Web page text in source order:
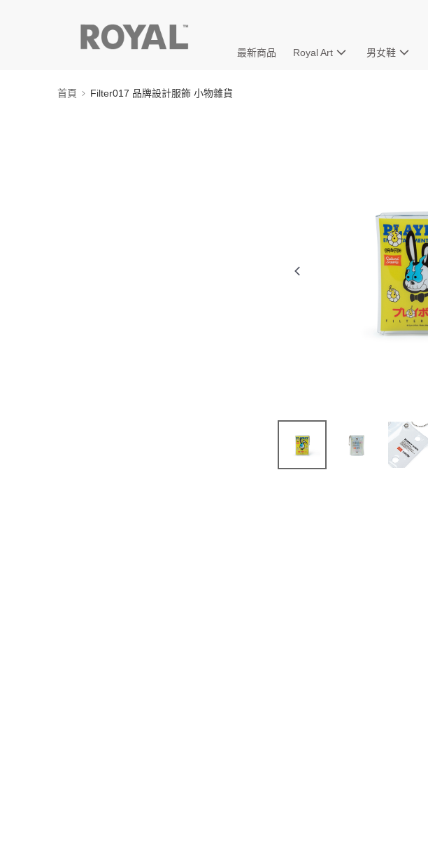
最新商品 Royal Art 男女鞋
首頁 Filter017 品牌設計服飾 小物雜貨